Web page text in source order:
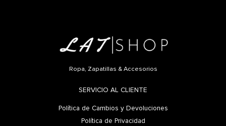
Ropa, Zapatillas & Accesorios
SERVICIO AL CLIENTE
Política de Cambios y Devoluciones
Política de Privacidad